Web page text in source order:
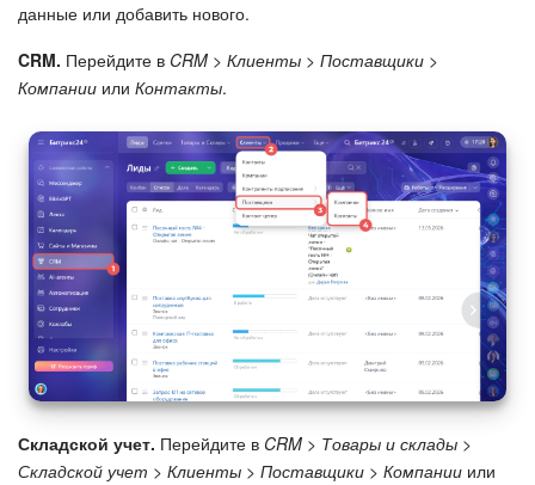
данные или добавить нового.
CRM. Перейдите в CRM > Клиенты > Поставщики >
Компании или Контакты.
Складской учет. Перейдите в CRM > Товары и склады >
Складской учет > Клиенты > Поставщики > Компании или